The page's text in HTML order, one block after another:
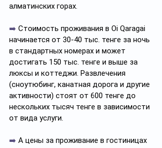
алматинских горах.
➡️ Стоимость проживания в Oi Qaragai
начинается от 30-40 тыс. тенге за ночь
в стандартных номерах и может
достигать 150 тыс. тенге и выше за
люксы и коттеджи. Развлечения
(сноутюбинг, канатная дорога и другие
активности) стоят от 600 тенге до
нескольких тысяч тенге в зависимости
от вида услуги.
➡️ А цены за проживание в гостиницах